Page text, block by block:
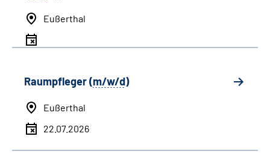
Eußerthal
Raumpfleger (m/w/d)
Eußerthal
22.07.2026